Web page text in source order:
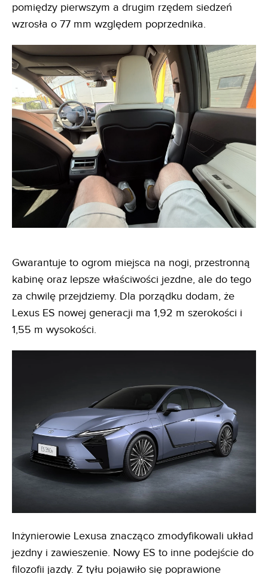
pomiędzy pierwszym a drugim rzędem siedzeń
wzrosła o 77 mm względem poprzednika.
Gwarantuje to ogrom miejsca na nogi, przestronną
kabinę oraz lepsze właściwości jezdne, ale do tego
za chwilę przejdziemy. Dla porządku dodam, że
Lexus ES nowej generacji ma 1,92 m szerokości i
1,55 m wysokości.
Inżynierowie Lexusa znacząco zmodyfikowali układ
jezdny i zawieszenie. Nowy ES to inne podejście do
filozofii jazdy. Z tyłu pojawiło się poprawione